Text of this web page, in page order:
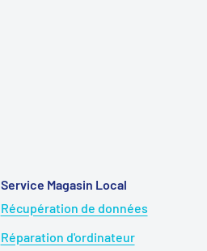
Service Magasin Local
Récupération de données
Réparation d'ordinateur